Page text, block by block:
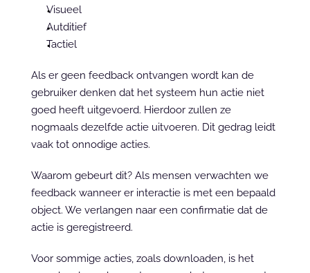
Visueel
Autditief
Tactiel
Als er geen feedback ontvangen wordt kan de
gebruiker denken dat het systeem hun actie niet
goed heeft uitgevoerd. Hierdoor zullen ze
nogmaals dezelfde actie uitvoeren. Dit gedrag leidt
vaak tot onnodige acties.
Waarom gebeurt dit? Als mensen verwachten we
feedback wanneer er interactie is met een bepaald
object. We verlangen naar een confirmatie dat de
actie is geregistreerd.
Voor sommige acties, zoals downloaden, is het